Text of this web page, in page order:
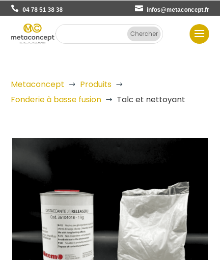
04 78 51 38 38 infos@metaconcept.fr
Metaconcept $ Produits $
Fonderie à basse fusion $ Talc et nettoyant